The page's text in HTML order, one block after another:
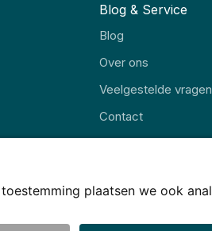
Blog & Service
Blog
Over ons
Veelgestelde vragen
Contact
Alle rubrieken